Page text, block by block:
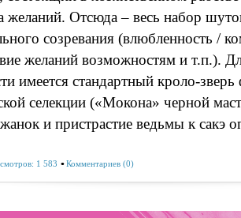
желаний. Отсюда – весь набор
созревания (влюбленность /
желаний возможностям и т.п.).
имеется стандартный кроло-
селекции («Мокона» черной
и пристрастие ведьмы к сакэ
1 583 Комментариев (0)